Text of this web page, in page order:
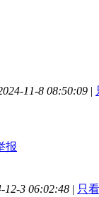
11-8 08:50:09 |
报
12-3 06:02:48 | 只